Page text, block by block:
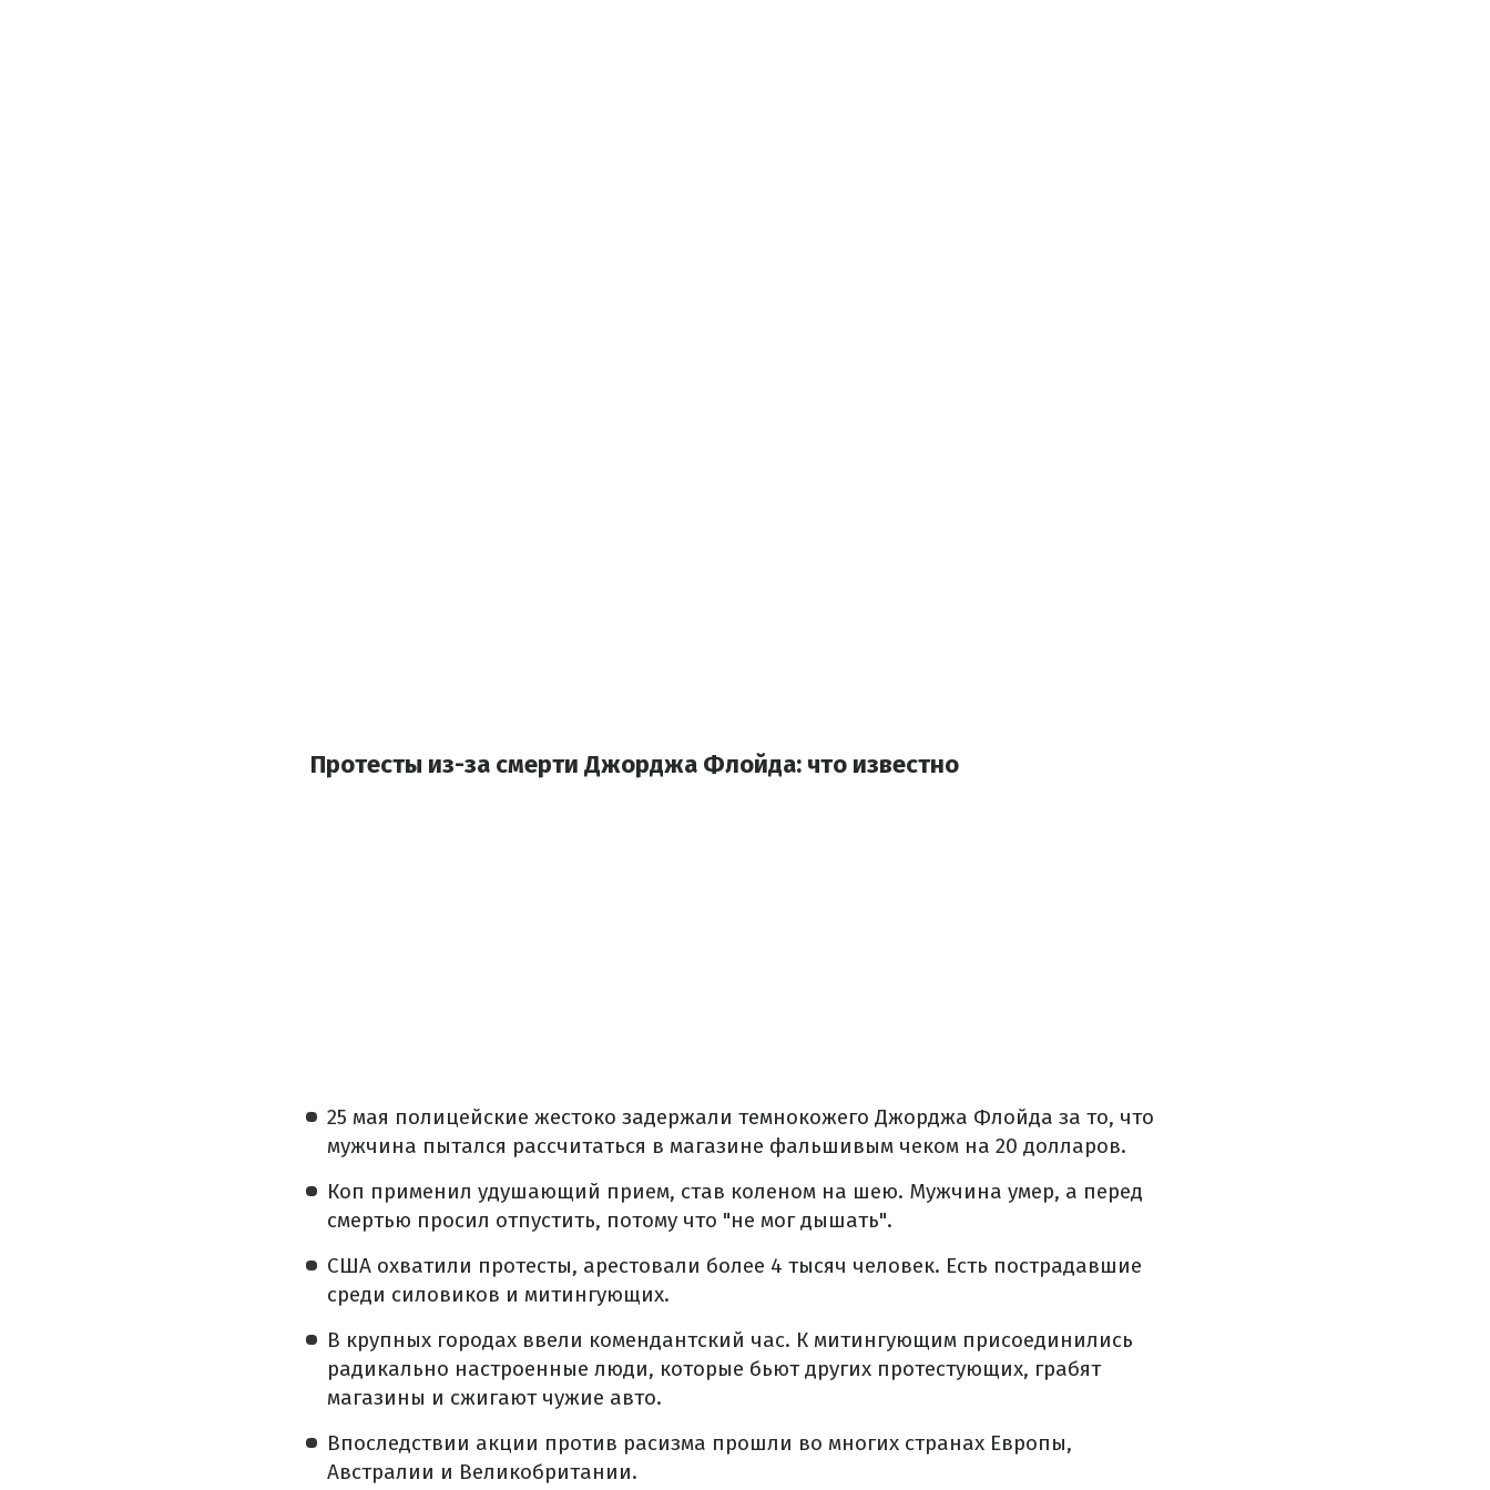
Протесты из-за смерти Джорджа Флойда: что известно
25 мая полицейские жестоко задержали темнокожего Джорджа Флойда за то, что
мужчина пытался рассчитаться в магазине фальшивым чеком на 20 долларов.
Коп применил удушающий прием, став коленом на шею. Мужчина умер, а перед
смертью просил отпустить, потому что "не мог дышать".
США охватили протесты, арестовали более 4 тысяч человек. Есть пострадавшие
среди силовиков и митингующих.
В крупных городах ввели комендантский час. К митингующим присоединились
радикально настроенные люди, которые бьют других протестующих, грабят
магазины и сжигают чужие авто.
Впоследствии акции против расизма прошли во многих странах Европы,
Австралии и Великобритании.